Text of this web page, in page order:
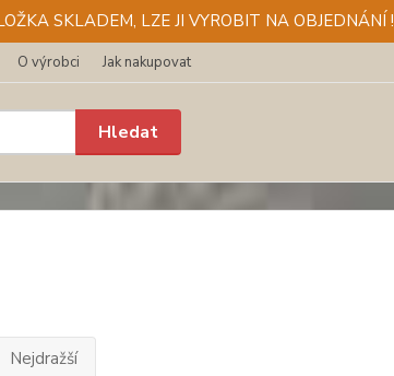
SKLADEM, LZE JI VYROBIT NA OBJEDNÁNÍ !
O výrobci Jak nakupovat
Hledat
Nejdražší